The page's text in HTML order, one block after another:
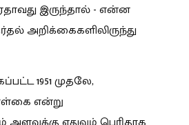
இருந்தால் - என்ன
அறிக்கைகளிலிருந்து
1951 முதலே,
என்று